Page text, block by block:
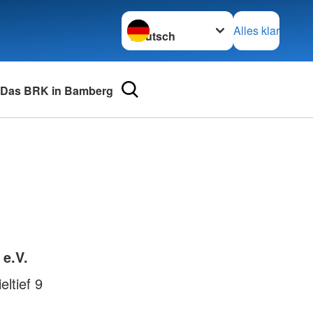
Sprache wechseln zu
Alles klar
Das BRK in Bamberg
und Lob
9